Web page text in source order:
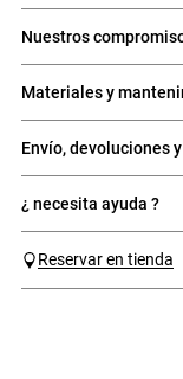
nuestros
materiales y
envío, devoluciones
¿ necesita ayuda ?
Reservar en tienda